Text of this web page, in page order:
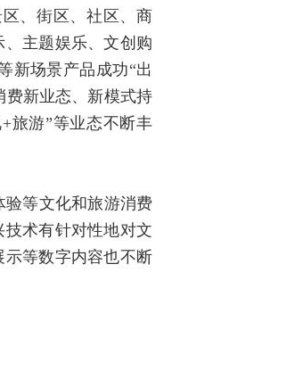
、街区、社区、商
主题娱乐、文创购
新场景产品成功“出
费新业态、新模式持
旅游”等业态不断丰
等文化和旅游消费
术有针对性地对文
等数字内容也不断